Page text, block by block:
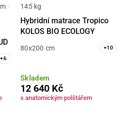
·
+6
145 kg
Hybridní matrace Tropico
KOLOS BIO ECOLOGY
80x200 cm +10
Skladem
12 640 Kč
s anatomickým polštářem